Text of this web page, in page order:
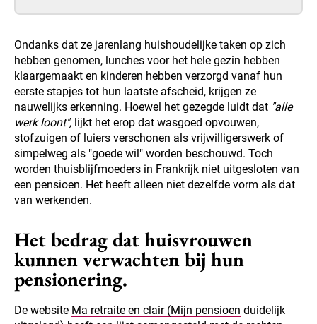
Ondanks dat ze jarenlang huishoudelijke taken op zich
hebben genomen, lunches voor het hele gezin hebben
klaargemaakt en kinderen hebben verzorgd vanaf hun
eerste stapjes tot hun laatste afscheid, krijgen ze
nauwelijks erkenning. Hoewel het gezegde luidt dat "alle
werk loont", lijkt het erop dat wasgoed opvouwen,
stofzuigen of luiers verschonen als vrijwilligerswerk of
simpelweg als "goede wil" worden beschouwd. Toch
worden thuisblijfmoeders in Frankrijk niet uitgesloten van
een pensioen. Het heeft alleen niet dezelfde vorm als dat
van werkenden.
Het bedrag dat huisvrouwen
kunnen verwachten bij hun
pensionering.
De website Ma retraite en clair (Mijn pensioen duidelijk